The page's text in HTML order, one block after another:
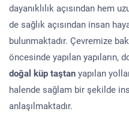
dayanıklılık açısından hem
de sağlık açısından insan
bulunmaktadır. Çevremize
öncesinde yapılan yapıların,
doğal küp taştan yapılan
halende sağlam bir şekilde
anlaşılmaktadır.